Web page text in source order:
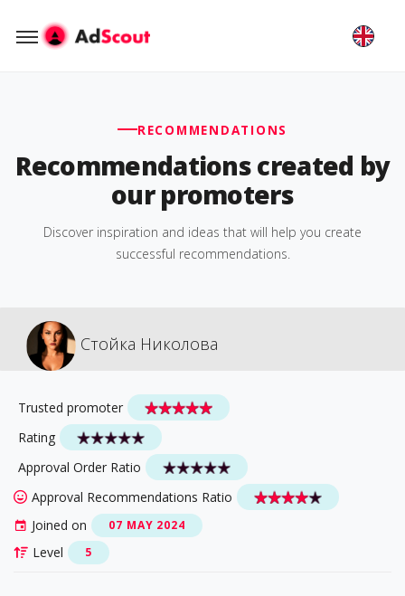
RECOMMENDATIONS
Recommendations created by
our promoters
Discover inspiration and ideas that will help you create
successful recommendations.
Стойка Николова
Trusted promoter
Rating
Approval Order Ratio
Approval Recommendations Ratio
Joined on
07 MAY 2024
Level 5